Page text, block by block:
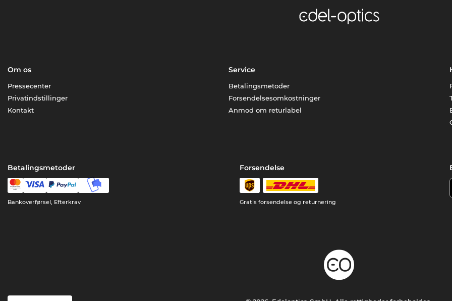
Om os
Pressecenter
Privatindstillinger
Kontakt
Service
Betalingsmetoder
Forsendelsesomkostninger
Anmod om returlabel
Betalingsmetoder
Bankoverførsel, Efterkrav
Forsendelse
Gratis forsendelse og returnering